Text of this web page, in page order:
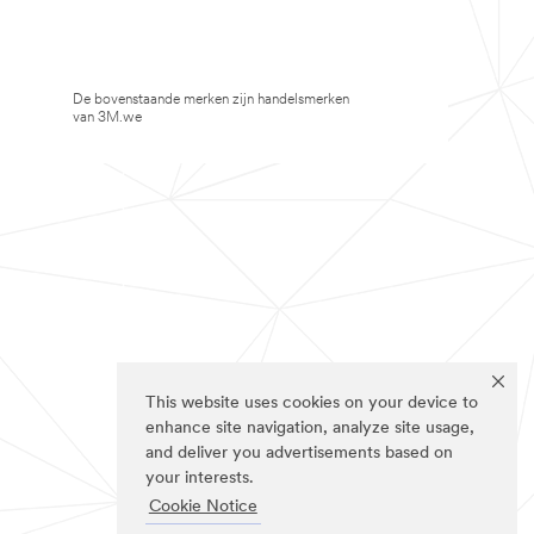
This website uses cookies on your device to
enhance site navigation, analyze site usage,
and deliver you advertisements based on
your interests.
Cookie Notice
De bovenstaande merken zijn handelsmerken
van 3M.we